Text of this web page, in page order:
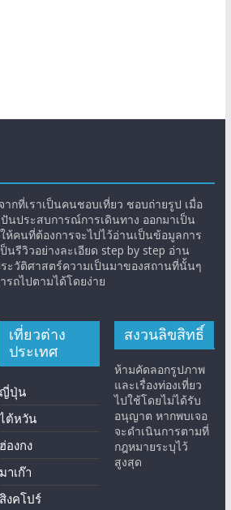
ากที่เราเป็นคนชอบเที่ยว ชอบถ่ายรูป เมื่อ
นประสบการณ์การเดินทาง ออกมาเป็น
ให้คนที่ต้องการจะไปไว้อ่านเป็นข้อมูลการ
นรีวิวอย่างละเอียด step by step อ่าน
ะวัติศาสตร์ความเป็นมาของสถานที่นั้นๆ
ถไปตามได้โดยง่าย
เที่ยวต่าง
ประเทศ
ญี่ปุ่น
ไต้หวัน
ฮ่องกง
มาเก๊า
สิงคโปร์
สงวนลิขสิทธิ์
ห้ามคัดลอกรูปภาพ
และเรื่องท่องเที่ยว
ไปใช้โดยไม่ได้รับ
อนุญาต หากพบเจอ
จะดำเนินการตามที่
กฎหมายระบุไว้
สูงสุด